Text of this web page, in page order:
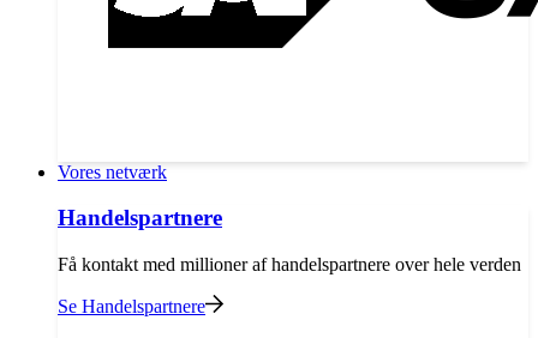
Vores netværk
Handelspartnere
Få kontakt med millioner af handelspartnere over hele verden
Se Handelspartnere